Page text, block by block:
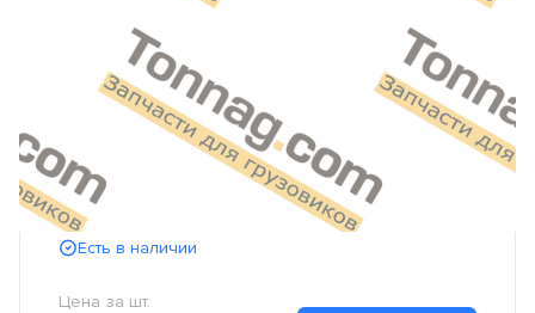
Есть в наличии
Цена за шт.